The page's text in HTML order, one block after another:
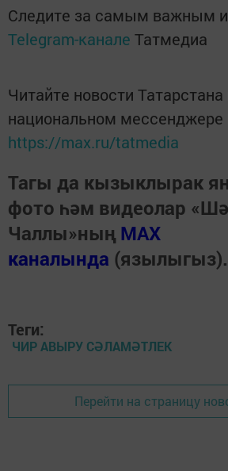
Следите за самым важным
Telegram-канале Татмедиа
Читайте новости Татарстана
национальном
https://max.ru/tatmedia
Тагы да кызыклырак
фото һәм видеолар
Чаллы»ның MAX
каналында (язылыгыз).
Теги:
ЧИР АВЫРУ СӘЛАМӘТЛЕК
Перейти на страницу